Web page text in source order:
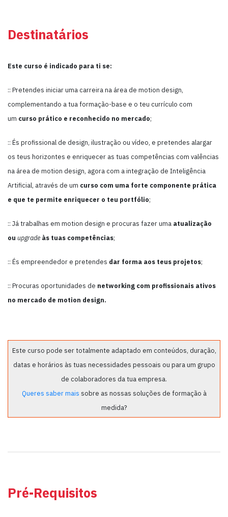
Destinatários
Este curso é indicado para ti se:
:: Pretendes iniciar uma carreira na área de motion design,
complementando a tua formação-base e o teu currículo com
um curso prático e reconhecido no mercado;
:: És profissional de design, ilustração ou vídeo, e pretendes alargar
os teus horizontes e enriquecer as tuas competências com valências
na área de motion design, agora com a integração de Inteligência
Artificial, através de um curso com uma forte componente prática
e que te permite enriquecer o teu portfólio;
:: Já trabalhas em motion design e procuras fazer uma atualização
ou upgrade às tuas competências;
:: És empreendedor e pretendes dar forma aos teus projetos;
:: Procuras oportunidades de networking com profissionais ativos
no mercado de motion design.
Este curso pode ser totalmente adaptado em conteúdos, duração,
datas e horários às tuas necessidades pessoais ou para um grupo
de colaboradores da tua empresa.
Queres saber mais sobre as nossas soluções de formação à
medida?
Pré-Requisitos